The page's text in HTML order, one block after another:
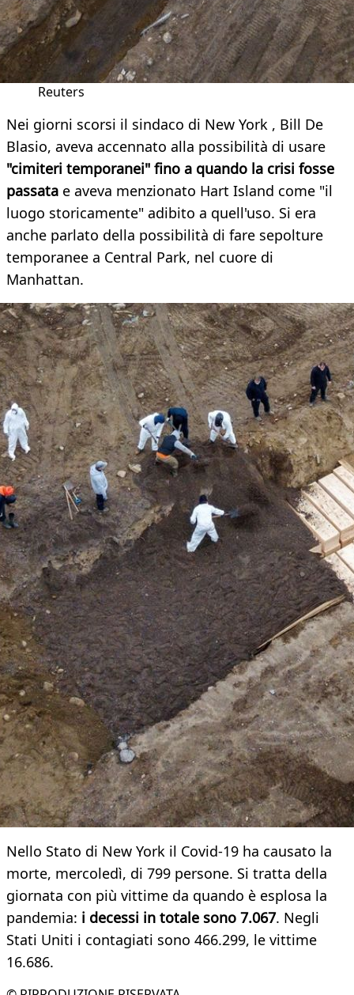
Reuters
Nei giorni scorsi il sindaco di New York , Bill De
Blasio, aveva accennato alla possibilità di usare
"cimiteri temporanei" fino a quando la crisi fosse
passata e aveva menzionato Hart Island come "il
luogo storicamente" adibito a quell'uso. Si era
anche parlato della possibilità di fare sepolture
temporanee a Central Park, nel cuore di
Manhattan.
Nello Stato di New York il Covid-19 ha causato la
morte, mercoledì, di 799 persone. Si tratta della
giornata con più vittime da quando è esplosa la
pandemia: i decessi in totale sono 7.067. Negli
Stati Uniti i contagiati sono 466.299, le vittime
16.686.